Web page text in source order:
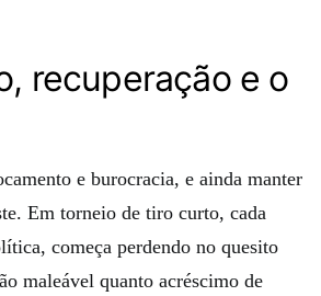
recuperação e o
e burocracia, e ainda manter
Em torneio de tiro curto, cada
começa perdendo no quesito
maleável quanto acréscimo de